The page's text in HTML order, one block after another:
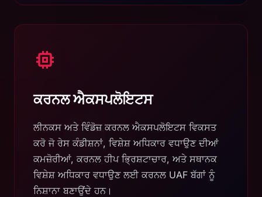
ਕਰਨਲ ਐਕਸਪਲੋਇਟਸ
ਲੀਨਕਸ ਅਤੇ ਵਿੰਡੋਜ਼ ਕਰਨਲ ਐਕਸਪਲੋਇਟਸ ਵਿਕਸਤ
ਕਰੋ ਜੋ ਰੇਸ ਕੰਡੀਸ਼ਨਾਂ, ਵਿਸ਼ੇਸ਼ ਅਧਿਕਾਰ ਵਧਾਉਣ ਦੀਆਂ
ਕਮਜ਼ੋਰੀਆਂ, ਕਰਨਲ ਹੀਪ ਭ੍ਰਿਸ਼ਟਾਚਾਰ, ਅਤੇ ਸਥਾਨਕ
ਵਿਸ਼ੇਸ਼ ਅਧਿਕਾਰ ਵਧਾਉਣ ਲਈ ਕਰਨਲ UAF ਬੱਗਾਂ ਨੂੰ
ਨਿਸ਼ਾਨਾ ਬਣਾਉਂਦੇ ਹਨ।